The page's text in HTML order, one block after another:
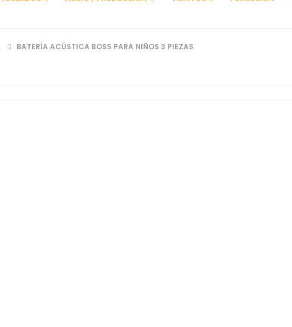
BATERÍA ACÚSTICA BOSS PARA NIÑOS 3 PIEZAS